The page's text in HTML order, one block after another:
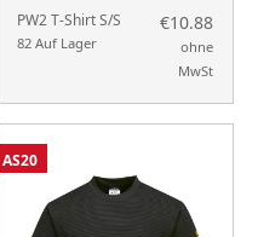
PW2 T-Shirt S/S
82 Auf Lager
€10.88
ohne
MwSt
AS20